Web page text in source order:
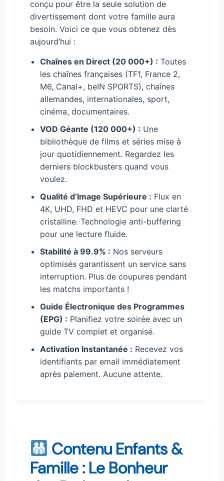
conçu pour être la seule solution de
divertissement dont votre famille aura
besoin. Voici ce que vous obtenez dès
aujourd’hui :
Chaînes en Direct (20 000+) : Toutes
les chaînes françaises (TF1, France 2,
M6, Canal+, beIN SPORTS), chaînes
allemandes, internationales, sport,
cinéma, documentaires.
VOD Géante (120 000+) : Une
bibliothèque de films et séries mise à
jour quotidiennement. Regardez les
derniers blockbusters quand vous
voulez.
Qualité d’Image Supérieure : Flux en
4K, UHD, FHD et HEVC pour une clarté
cristalline. Technologie anti-buffering
pour une lecture fluide.
Stabilité à 99.9% : Nos serveurs
optimisés garantissent un service sans
interruption. Plus de coupures pendant
les matchs importants !
Guide Électronique des Programmes
(EPG) : Planifiez votre soirée avec un
guide TV complet et organisé.
Activation Instantanée : Recevez vos
identifiants par email immédiatement
après paiement. Aucune attente.
Contenu Enfants &
Famille : Le Bonheur